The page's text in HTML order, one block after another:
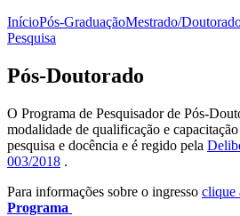
InícioPós-GraduaçãoMestrado/
Pesquisa
Pós-Doutorado
O Programa de Pesquisador de Pós-
modalidade de qualificação e
pesquisa e docência e é regido pela
003/2018 .
Para informações sobre o ingresso clique
Programa